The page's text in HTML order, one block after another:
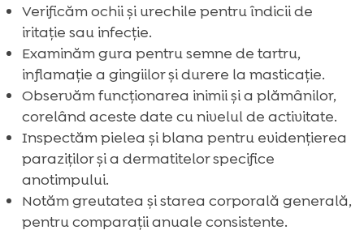
Verificăm ochii și urechile pentru îndicii de
iritație sau infecție.
Examinăm gura pentru semne de tartru,
inflamație a gingiilor și durere la masticație.
Observăm funcționarea inimii și a plămânilor,
corelând aceste date cu nivelul de activitate.
Inspectăm pielea și blana pentru evidențierea
paraziților și a dermatitelor specifice
anotimpului.
Notăm greutatea și starea corporală generală,
pentru comparații anuale consistente.